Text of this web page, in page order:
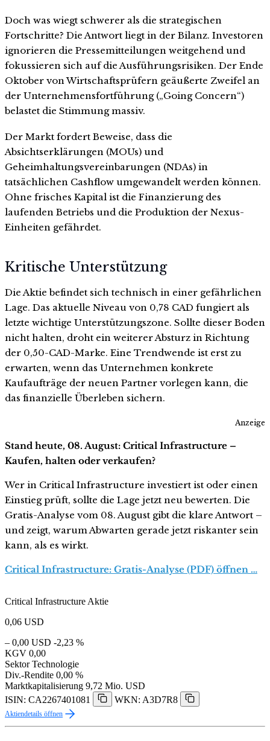
Doch was wiegt schwerer als die strategischen
Fortschritte? Die Antwort liegt in der Bilanz. Investoren
ignorieren die Pressemitteilungen weitgehend und
fokussieren sich auf die Ausführungsrisiken. Der Ende
Oktober von Wirtschaftsprüfern geäußerte Zweifel an
der Unternehmensfortführung („Going Concern“)
belastet die Stimmung massiv.
Der Markt fordert Beweise, dass die
Absichtserklärungen (MOUs) und
Geheimhaltungsvereinbarungen (NDAs) in
tatsächlichen Cashflow umgewandelt werden können.
Ohne frisches Kapital ist die Finanzierung des
laufenden Betriebs und die Produktion der Nexus-
Einheiten gefährdet.
Kritische Unterstützung
Die Aktie befindet sich technisch in einer gefährlichen
Lage. Das aktuelle Niveau von 0,78 CAD fungiert als
letzte wichtige Unterstützungszone. Sollte dieser Boden
nicht halten, droht ein weiterer Absturz in Richtung
der 0,50-CAD-Marke. Eine Trendwende ist erst zu
erwarten, wenn das Unternehmen konkrete
Kaufaufträge der neuen Partner vorlegen kann, die
das finanzielle Überleben sichern.
Anzeige
Stand heute, 08. August: Critical Infrastructure –
Kaufen, halten oder verkaufen?
Wer in Critical Infrastructure investiert ist oder einen
Einstieg prüft, sollte die Lage jetzt neu bewerten. Die
Gratis-Analyse vom 08. August gibt die klare Antwort –
und zeigt, warum Abwarten gerade jetzt riskanter sein
kann, als es wirkt.
Critical Infrastructure: Gratis-Analyse (PDF) öffnen …
Critical Infrastructure Aktie
0,06 USD
– 0,00 USD -2,23 %
KGV 0,00
Sektor Technologie
Div.-Rendite 0,00 %
Marktkapitalisierung 9,72 Mio. USD
ISIN: CA2267401081
WKN: A3D7R8
Aktiendetails öffnen